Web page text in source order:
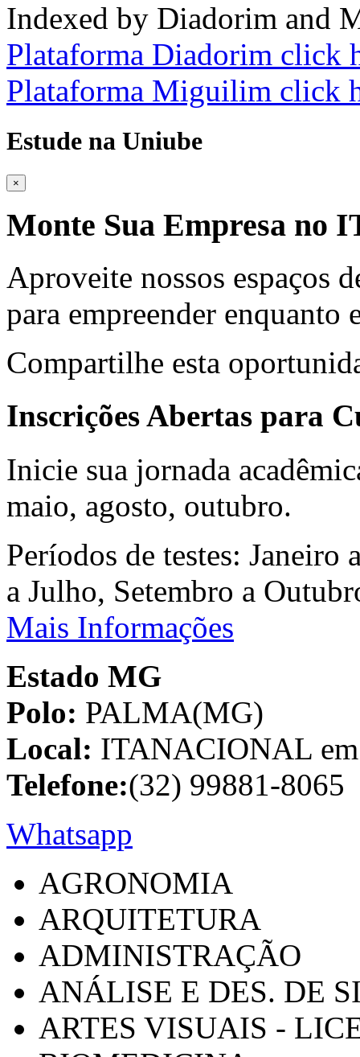
Indexed by Diadorim and
Plataforma Diadorim click
Plataforma Miguilim click
Estude na Uniube
×
Monte Sua Empresa no
Aproveite nossos espaços
para empreender enquanto
Compartilhe esta
Inscrições Abertas para
Inicie sua jornada
maio, agosto, outubro.
Períodos de testes:
a Julho, Setembro a
Mais Informações
Estado MG
Polo: PALMA(MG)
Local: ITANACIONAL
Telefone:(32) 99881-8065
Whatsapp
AGRONOMIA
ARQUITETURA
ADMINISTRAÇÃO
ANÁLISE E DES. DE
ARTES VISUAIS -